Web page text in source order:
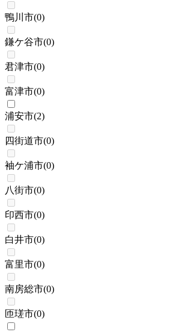
鴨川市(0)
鎌ケ谷市(0)
君津市(0)
富津市(0)
浦安市(2)
四街道市(0)
袖ケ浦市(0)
八街市(0)
印西市(0)
白井市(0)
富里市(0)
南房総市(0)
匝瑳市(0)